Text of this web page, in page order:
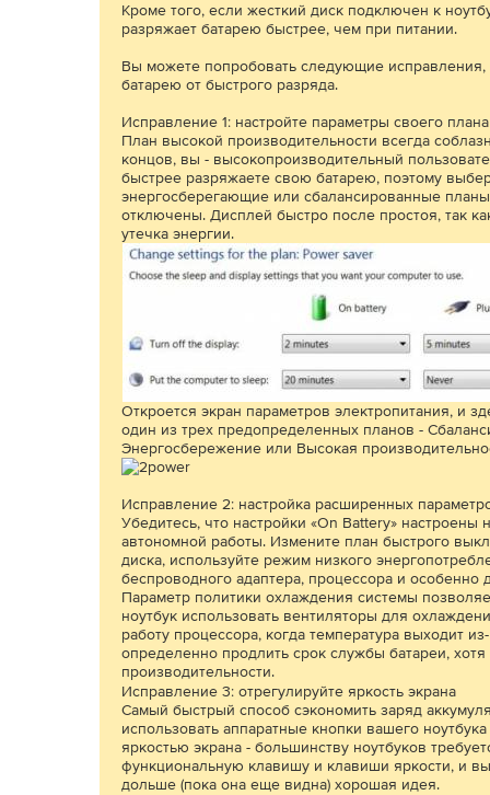
Кроме того, если жесткий диск подключен к
разряжает батарею быстрее, чем при питании.
Вы можете попробовать следующие исправления,
батарею от быстрого разряда.
Исправление 1: настройте параметры своего
План высокой производительности всегда
концов, вы - высокопроизводительный
быстрее разряжаете свою батарею, поэтому
энергосберегающие или сбалансированные
отключены. Дисплей быстро после простоя, так
утечка энергии.
Откроется экран параметров электропитания, и
один из трех предопределенных планов -
Энергосбережение или Высокая
Исправление 2: настройка расширенных
Убедитесь, что настройки «On Battery» настроены
автономной работы. Измените план быстрого
диска, используйте режим низкого
беспроводного адаптера, процессора и особенно
Параметр политики охлаждения системы
ноутбук использовать вентиляторы для
работу процессора, когда температура выходит
определенно продлить срок службы батареи, хотя
производительности.
Исправление 3: отрегулируйте яркость экрана
Самый быстрый способ сэкономить заряд
использовать аппаратные кнопки вашего
яркостью экрана - большинству ноутбуков
функциональную клавишу и клавиши яркости, и
дольше (пока она еще видна) хорошая идея.